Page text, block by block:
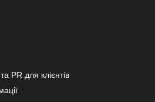
PR для клієнтів